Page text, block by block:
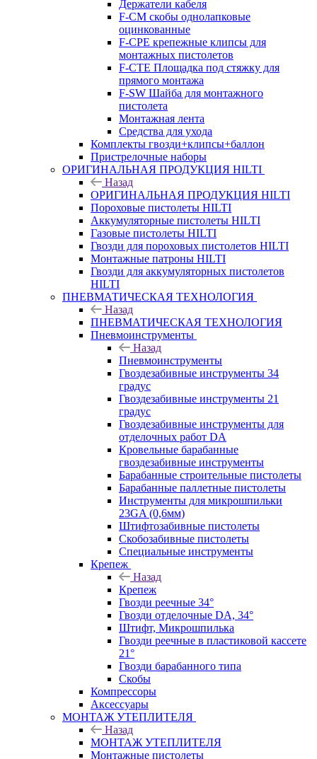
Держатели кабеля
F-CM скобы однолапковые
оцинкованные
F-CPE крепежные клипсы для
монтажных пистолетов
F-CTE Площадка под стяжку для
прямого монтажа
F-SW Шайба для монтажного
пистолета
Монтажная лента
Средства для ухода
Комплекты гвозди+клипсы+баллон
Пристрелочные наборы
ОРИГИНАЛЬНАЯ ПРОДУКЦИЯ HILTI
Назад
ОРИГИНАЛЬНАЯ ПРОДУКЦИЯ HILTI
Пороховые пистолеты HILTI
Аккумуляторные пистолеты HILTI
Газовые пистолеты HILTI
Гвозди для пороховых пистолетов HILTI
Монтажные патроны HILTI
Гвозди для аккумуляторных пистолетов
HILTI
ПНЕВМАТИЧЕСКАЯ ТЕХНОЛОГИЯ
Назад
ПНЕВМАТИЧЕСКАЯ ТЕХНОЛОГИЯ
Пневмоинструменты
Назад
Пневмоинструменты
Гвоздезабивные инструменты 34
градус
Гвоздезабивные инструменты 21
градус
Гвоздезабивные инструменты для
отделочных работ DA
Кровельные барабанные
гвоздезабивные инструменты
Барабанные строительные пистолеты
Барабанные паллетные пистолеты
Инструменты для микрошпильки
23GA (0,6мм)
Штифтозабивные пистолеты
Скобозабивные пистолеты
Специальные инструменты
Крепеж
Назад
Крепеж
Гвозди реечные 34°
Гвозди отделочные DA, 34°
Штифт, Микрошпилька
Гвозди реечные в пластиковой кассете
21°
Гвозди барабанного типа
Скобы
Компрессоры
Аксессуары
МОНТАЖ УТЕПЛИТЕЛЯ
Назад
МОНТАЖ УТЕПЛИТЕЛЯ
Монтажные пистолеты